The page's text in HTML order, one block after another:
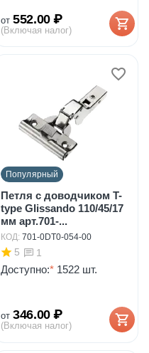
от 552.00 ₽
(Включая налог)
Популярный
Петля с доводчиком T-
type Glissando 110/45/17
мм арт.701-...
КОД: 701-0DT0-054-00
5 1
Доступно:* 1522 шт.
от 346.00 ₽
(Включая налог)